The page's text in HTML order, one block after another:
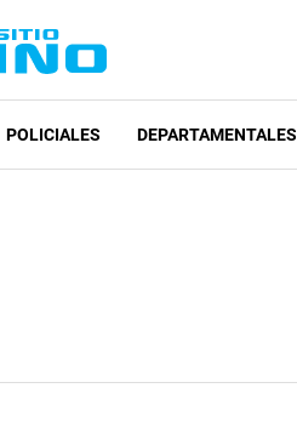
POLICIALES DEPARTAMENTALES